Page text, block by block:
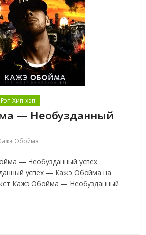
Рэп Хип-хоп
— Необузданный
Обойма
— Необузданный успех
успех — Кажэ Обойма на
Кажэ Обойма — Необузданный